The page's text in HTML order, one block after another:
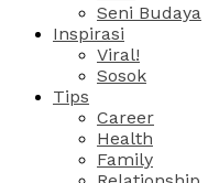
Seni Budaya
Inspirasi
Viral!
Sosok
Tips
Career
Health
Family